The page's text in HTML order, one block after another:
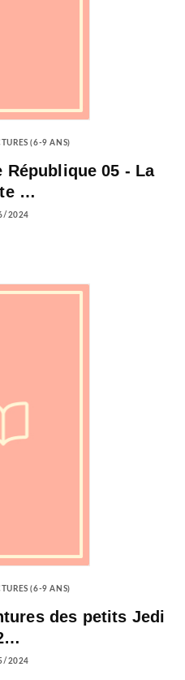
(6-9 ANS)
République 05 - La
…
2024
(6-9 ANS)
des petits Jedi
2024